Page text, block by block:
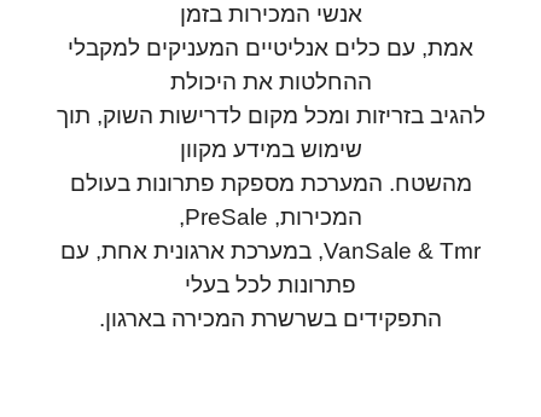
אנשי המכירות בזמן
אמת, עם כלים אנליטיים המעניקים למקבלי
ההחלטות את היכולת
להגיב בזריזות ומכל מקום לדרישות השוק, תוך
שימוש במידע מקוון
מהשטח. המערכת מספקת פתרונות בעולם
המכירות, PreSale,
VanSale & Tmr, במערכת ארגונית אחת, עם
פתרונות לכל בעלי
התפקידים בשרשרת המכירה בארגון.